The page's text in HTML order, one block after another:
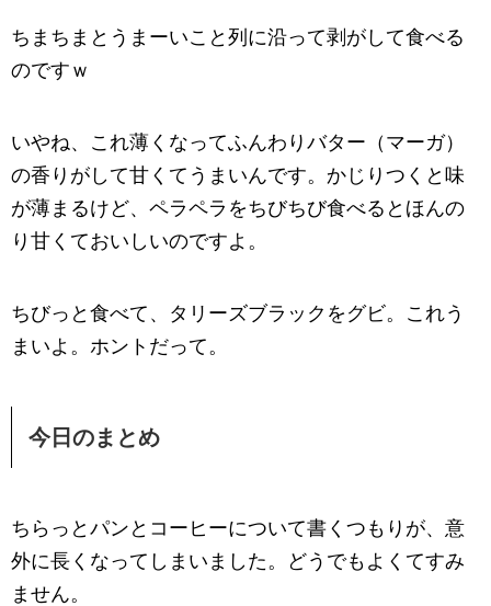
ちまちまとうまーいこと列に沿って剥がして食べる
のですｗ
いやね、これ薄くなってふんわりバター（マーガ）
の香りがして甘くてうまいんです。かじりつくと味
が薄まるけど、ペラペラをちびちび食べるとほんの
り甘くておいしいのですよ。
ちびっと食べて、タリーズブラックをグビ。これう
まいよ。ホントだって。
今日のまとめ
ちらっとパンとコーヒーについて書くつもりが、意
外に長くなってしまいました。どうでもよくてすみ
ません。